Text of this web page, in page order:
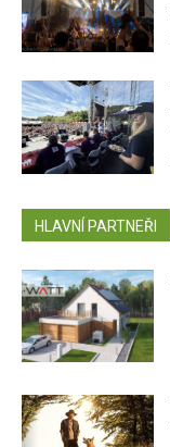
HLAVNÍ PARTNEŘI